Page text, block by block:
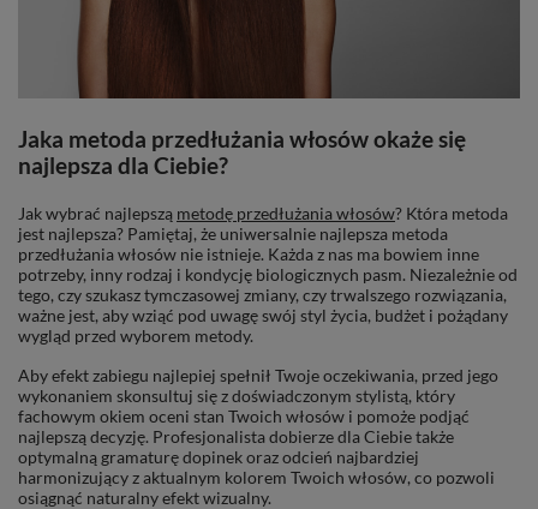
Jaka metoda przedłużania włosów okaże się
najlepsza dla Ciebie?
Jak wybrać najlepszą metodę przedłużania włosów? Która metoda
jest najlepsza? Pamiętaj, że uniwersalnie najlepsza metoda
przedłużania włosów nie istnieje. Każda z nas ma bowiem inne
potrzeby, inny rodzaj i kondycję biologicznych pasm. Niezależnie od
tego, czy szukasz tymczasowej zmiany, czy trwalszego rozwiązania,
ważne jest, aby wziąć pod uwagę swój styl życia, budżet i pożądany
wygląd przed wyborem metody.
Aby efekt zabiegu najlepiej spełnił Twoje oczekiwania, przed jego
wykonaniem skonsultuj się z doświadczonym stylistą, który
fachowym okiem oceni stan Twoich włosów i pomoże podjąć
najlepszą decyzję. Profesjonalista dobierze dla Ciebie także
optymalną gramaturę dopinek oraz odcień najbardziej
harmonizujący z aktualnym kolorem Twoich włosów, co pozwoli
osiągnąć naturalny efekt wizualny.